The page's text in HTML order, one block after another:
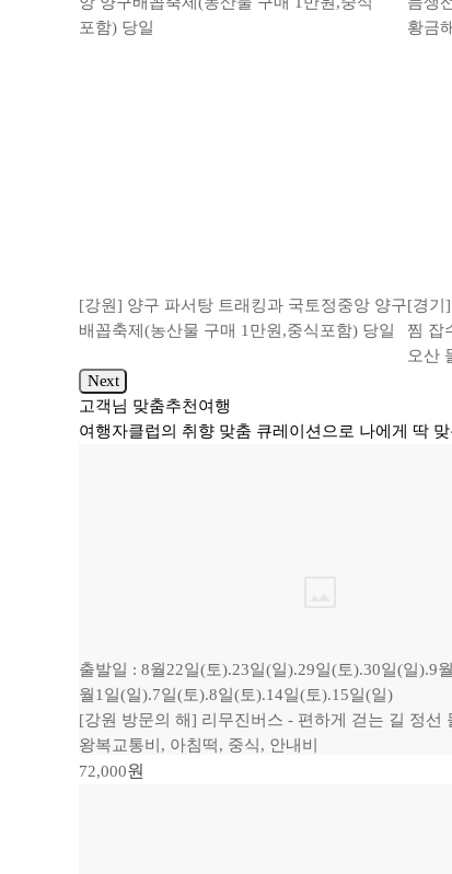
[강원] 양구 파서탕 트래킹과 국토정중앙 양구
배꼽축제(농산물 구매 1만원,중식포함) 당일
[경기
찜 잡
오산
Next
고객님 맞춤추천여행
여행자클럽의 취향 맞춤 큐레이션으로 나에게 딱
출발일 : 8월22일(토).23일(일).29일(토).30일(일).9
월1일(일).7일(토).8일(토).14일(토).15일(일)
[강원 방문의 해] 리무진버스 - 편하게 걷는 길 정선
왕복교통비, 아침떡, 중식, 안내비
72,000원